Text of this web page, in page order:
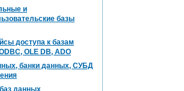
и
базы
доступа к базам
OLE DB, ADO
банки данных, СУБД
данных